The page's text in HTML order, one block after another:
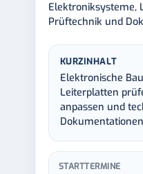
Elektroniksysteme,
Prüftechnik und
KURZINHALT
Elektronische
Leiterplatten
anpassen und
STARTTERMINE